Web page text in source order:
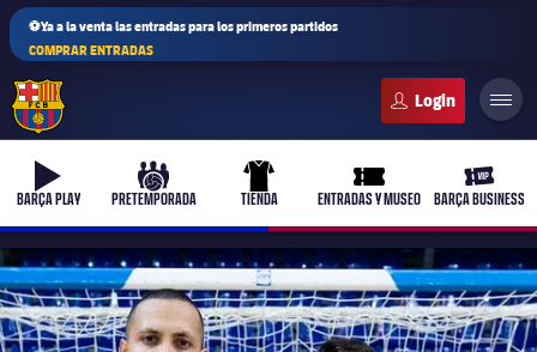
⚽Ya a la venta las entradas para los primeros partidos
COMPRAR ENTRADAS
b-play
BARÇA PLAY
culers-ball
PRETEMPORADA
uniform
TIENDA
ticket-full
ENTRADAS Y MUSEO
ticket-
BARÇA BUSINESS